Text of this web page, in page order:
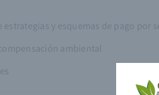
y esquemas de pago por
ambiental